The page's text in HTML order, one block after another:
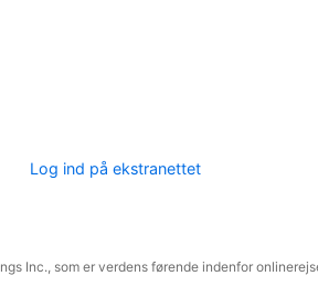
Log ind på ekstranettet
Inc., som er verdens førende indenfor